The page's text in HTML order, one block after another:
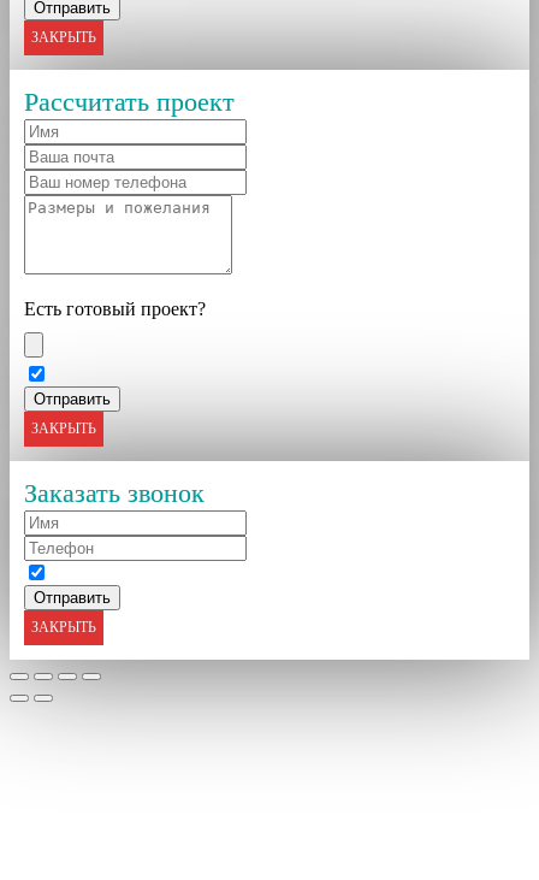
ЗАКРЫТЬ
Рассчитать проект
Есть готовый проект?
ЗАКРЫТЬ
Заказать звонок
ЗАКРЫТЬ